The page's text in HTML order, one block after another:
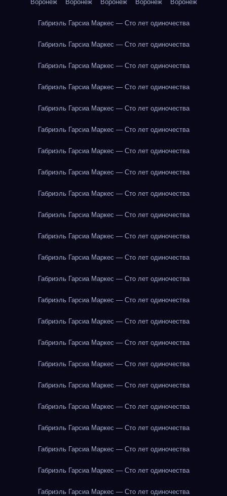
Воронеж Воронеж Воронеж Воронеж Воронеж
Габриэль Гарсиа Маркес — Сто лет одиночества
Габриэль Гарсиа Маркес — Сто лет одиночества
Габриэль Гарсиа Маркес — Сто лет одиночества
Габриэль Гарсиа Маркес — Сто лет одиночества
Габриэль Гарсиа Маркес — Сто лет одиночества
Габриэль Гарсиа Маркес — Сто лет одиночества
Габриэль Гарсиа Маркес — Сто лет одиночества
Габриэль Гарсиа Маркес — Сто лет одиночества
Габриэль Гарсиа Маркес — Сто лет одиночества
Габриэль Гарсиа Маркес — Сто лет одиночества
Габриэль Гарсиа Маркес — Сто лет одиночества
Габриэль Гарсиа Маркес — Сто лет одиночества
Габриэль Гарсиа Маркес — Сто лет одиночества
Габриэль Гарсиа Маркес — Сто лет одиночества
Габриэль Гарсиа Маркес — Сто лет одиночества
Габриэль Гарсиа Маркес — Сто лет одиночества
Габриэль Гарсиа Маркес — Сто лет одиночества
Габриэль Гарсиа Маркес — Сто лет одиночества
Габриэль Гарсиа Маркес — Сто лет одиночества
Габриэль Гарсиа Маркес — Сто лет одиночества
Габриэль Гарсиа Маркес — Сто лет одиночества
Габриэль Гарсиа Маркес — Сто лет одиночества
Габриэль Гарсиа Маркес — Сто лет одиночества